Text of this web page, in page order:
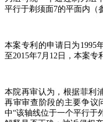
平行于剃须面7的平面内（
本案专利的申请日为 1995
至 2015年7 月 12 日，本案专
本院再审认为，根据菲利
再审审查阶段的主要争议
中“该轴线位于一个平行于